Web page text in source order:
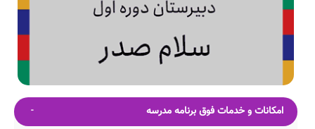
امکانات و خدمات فوق برنامه مدرسه